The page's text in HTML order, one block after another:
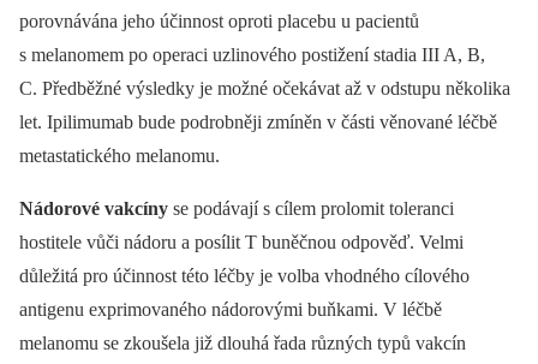
porovnávána jeho účinnost oproti placebu u pacientů
s melanomem po operaci uzlinového postižení stadia III A, B,
C. Předběžné výsledky je možné očekávat až v odstupu několika
let. Ipilimumab bude podrobněji zmíněn v části věnované léčbě
metastatického melanomu.
Nádorové vakcíny se podávají s cílem prolomit toleranci
hostitele vůči nádoru a posílit T buněčnou odpověď. Velmi
důležitá pro účinnost této léčby je volba vhodného cílového
antigenu exprimovaného nádorovými buňkami. V léčbě
melanomu se zkoušela již dlouhá řada různých typů vakcín